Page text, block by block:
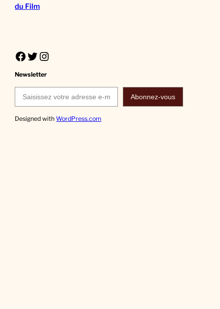
du Film
Facebook Twitter Instagram
Newsletter
Saisissez votre adresse e-mail…
Abonnez-vous
Designed withWordPress.com